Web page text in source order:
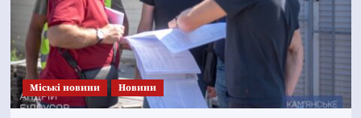
Mіські новини Новини